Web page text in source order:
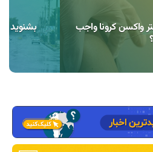
واکسن کرونا واجب
بشنوید |